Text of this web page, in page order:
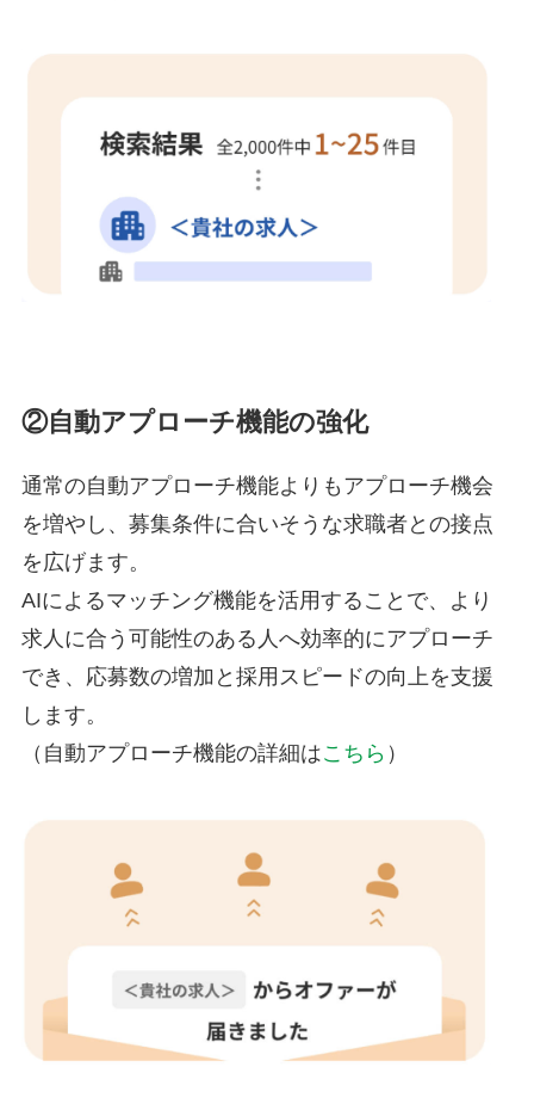
②自動アプローチ機能の強化
通常の自動アプローチ機能よりもアプローチ機会
を増やし、募集条件に合いそうな求職者との接点
を広げます。
AIによるマッチング機能を活用することで、より
求人に合う可能性のある人へ効率的にアプローチ
でき、応募数の増加と採用スピードの向上を支援
します。
（自動アプローチ機能の詳細はこちら ）